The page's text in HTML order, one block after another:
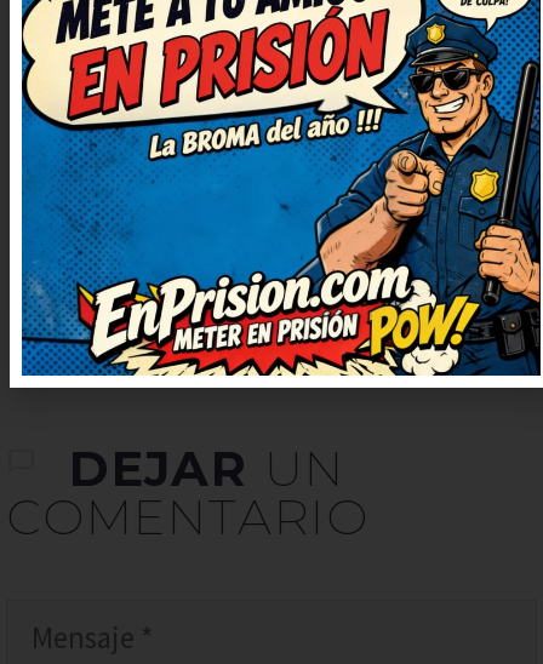
Qué bien contado está, me ha
animado el día. Me ha cambiado el
ánimo para bien, gracias. Me
quedo con la ocurrencia final, es
genial. Ahora mismo lo reenvío
porque merece ser compartido.
DEJAR UN
COMENTARIO